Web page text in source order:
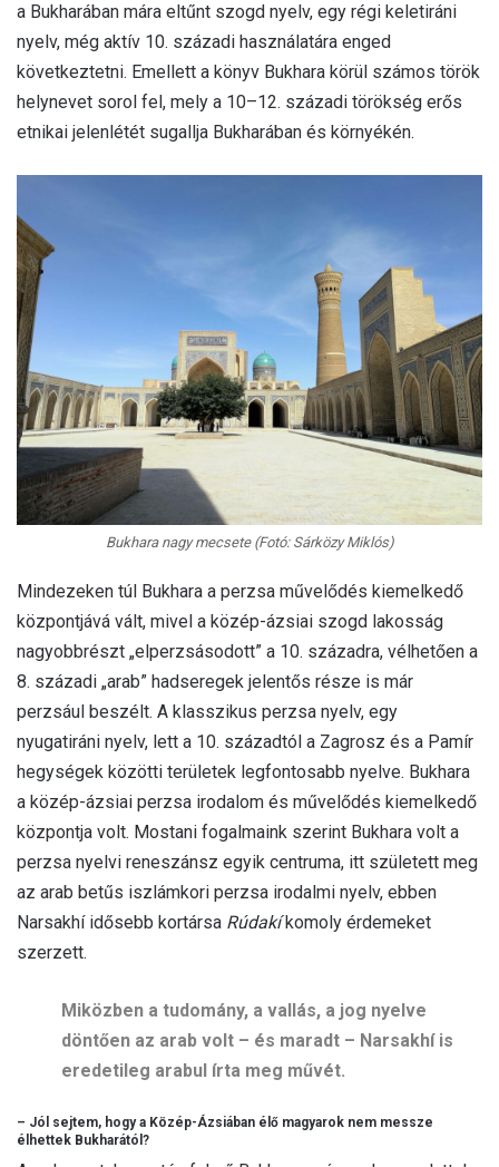
a Bukharában mára eltűnt szogd nyelv, egy régi keletiráni
nyelv, még aktív 10. századi használatára enged
következtetni. Emellett a könyv Bukhara körül számos török
helynevet sorol fel, mely a 10–12. századi törökség erős
etnikai jelenlétét sugallja Bukharában és környékén.
Bukhara nagy mecsete (Fotó: Sárközy Miklós)
Mindezeken túl Bukhara a perzsa művelődés kiemelkedő
központjává vált, mivel a közép-ázsiai szogd lakosság
nagyobbrészt „elperzsásodott” a 10. századra, vélhetően a
8. századi „arab” hadseregek jelentős része is már
perzsául beszélt. A klasszikus perzsa nyelv, egy
nyugatiráni nyelv, lett a 10. századtól a Zagrosz és a Pamír
hegységek közötti területek legfontosabb nyelve. Bukhara
a közép-ázsiai perzsa irodalom és művelődés kiemelkedő
központja volt. Mostani fogalmaink szerint Bukhara volt a
perzsa nyelvi reneszánsz egyik centruma, itt született meg
az arab betűs iszlámkori perzsa irodalmi nyelv, ebben
Narsakhí idősebb kortársa Rúdakíkomoly érdemeket
szerzett.
Miközben a tudomány, a vallás, a jog nyelve
döntően az arab volt – és maradt – Narsakhí is
eredetileg arabul írta meg művét.
– Jól sejtem, hogy a Közép-Ázsiában élő magyarok nem messze
élhettek Bukharától?